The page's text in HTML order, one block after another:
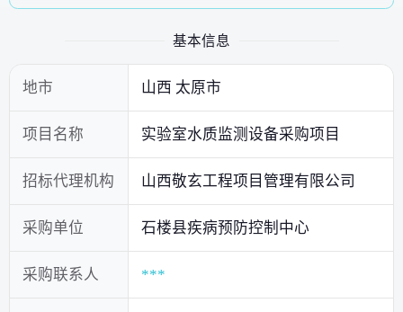
基本信息
地市 山西 太原市
项目名称 实验室水质监测设备采购项目
招标代理机构 山西敬玄工程项目管理有限公司
采购单位 石楼县疾病预防控制中心
采购联系人 ***